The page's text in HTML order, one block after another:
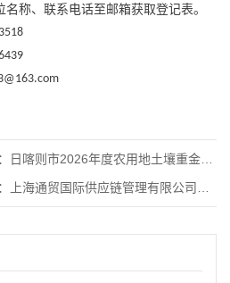
称、联系电话至邮箱获取登记表。
喀则市2026年度农用地土壤重金属污染溯
通贸国际供应链管理有限公司电子拍卖（竞